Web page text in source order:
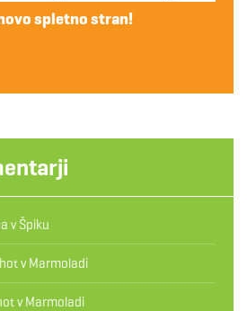
spletno stran!
v Špiku
v Marmoladi
v Marmoladi